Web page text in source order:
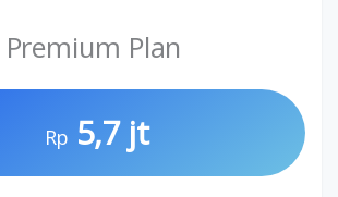
Premium Plan
Rp 5,7 jt